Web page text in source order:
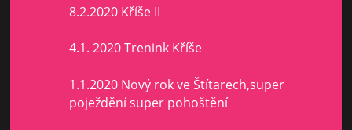
8.2.2020 Kříše II
4.1. 2020 Trenink Kříše
1.1.2020 Nový rok ve Štítarech,super
poježdění super pohoštění